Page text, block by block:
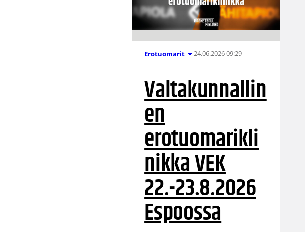
Erotuomarit 24.06.2026 09:29
Valtakunnallin
en
erotuomarikli
nikka VEK
22.-23.8.2026
Espoossa